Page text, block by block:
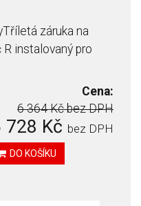
záruka na
instalovaný pro
Cena:
6 364 Kčbez DPH
728 Kč bez DPH
DO KOŠÍKU